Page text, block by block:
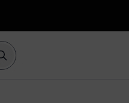
Suche mit Suchwort